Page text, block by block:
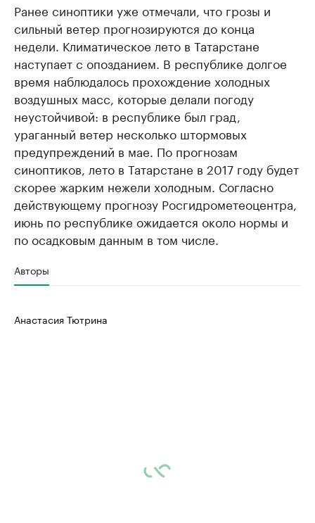
Ранее синоптики уже отмечали, что грозы и
сильный ветер прогнозируются до конца
недели. Климатическое лето в Татарстане
наступает с опозданием. В республике долгое
время наблюдалось прохождение холодных
воздушных масс, которые делали погоду
неустойчивой: в республике был град,
ураганный ветер несколько штормовых
предупреждений в мае. По прогнозам
синоптиков, лето в Татарстане в 2017 году будет
скорее жарким нежели холодным. Согласно
действующему прогнозу Росгидрометеоцентра,
июнь по республике ожидается около нормы и
по осадковым данным в том числе.
Авторы
Анастасия Тютрина